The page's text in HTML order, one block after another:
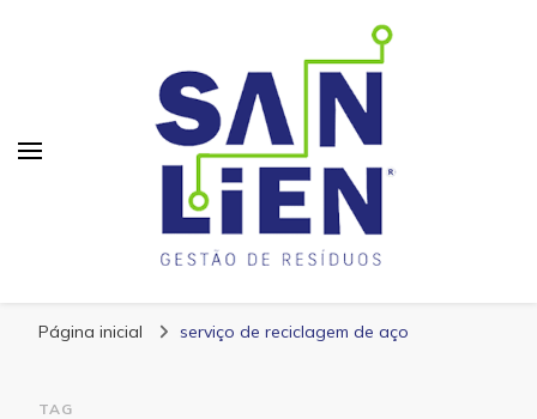
Página inicial serviço de reciclagem de aço
TAG